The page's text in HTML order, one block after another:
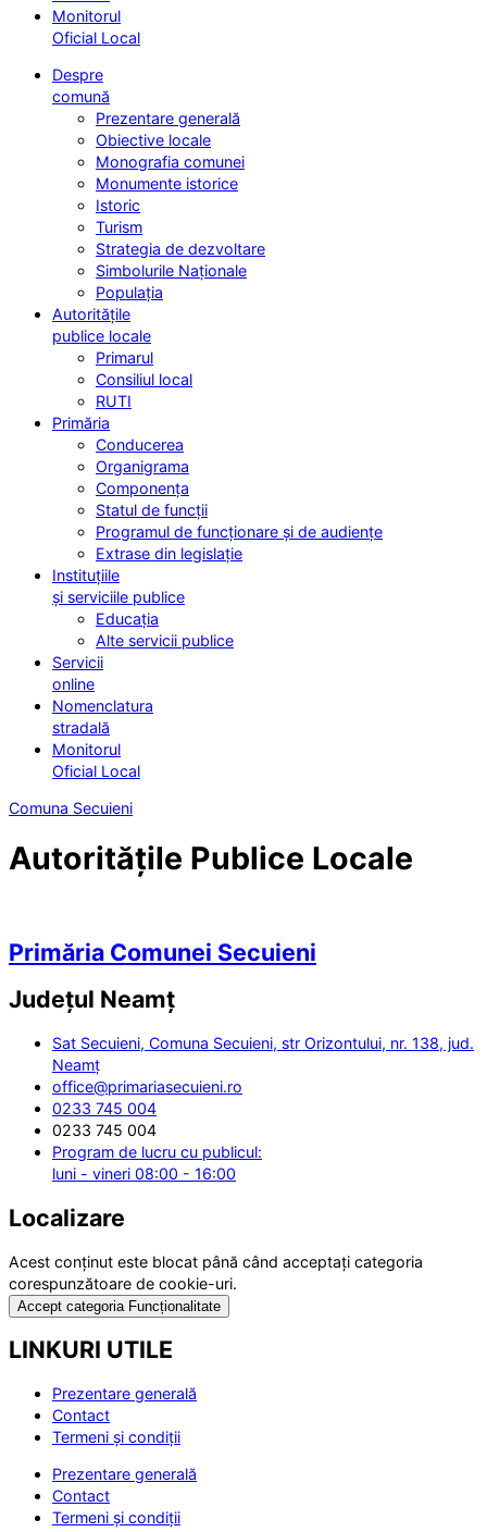
Monitorul
Oficial Local
Despre
comună
Prezentare generală
Obiective locale
Monografia comunei
Monumente istorice
Istoric
Turism
Strategia de dezvoltare
Simbolurile Naționale
Populația
Autoritățile
publice locale
Primarul
Consiliul local
RUTI
Primăria
Conducerea
Organigrama
Componența
Statul de funcții
Programul de funcționare și de audiențe
Extrase din legislație
Instituțiile
și serviciile publice
Educația
Alte servicii publice
Servicii
online
Nomenclatura
stradală
Monitorul
Oficial Local
Comuna Secuieni
Autoritățile Publice Locale
Primăria Comunei Secuieni
Județul Neamț
Sat Secuieni, Comuna Secuieni, str Orizontului, nr. 138, jud.
Neamț
office@primariasecuieni.ro
0233 745 004
0233 745 004
Program de lucru cu publicul:
luni - vineri 08:00 - 16:00
Localizare
Acest conținut este blocat până când acceptați categoria
corespunzătoare de cookie-uri.
Accept categoria Funcționalitate
LINKURI UTILE
Prezentare generală
Contact
Termeni și condiții
Prezentare generală
Contact
Termeni și condiții